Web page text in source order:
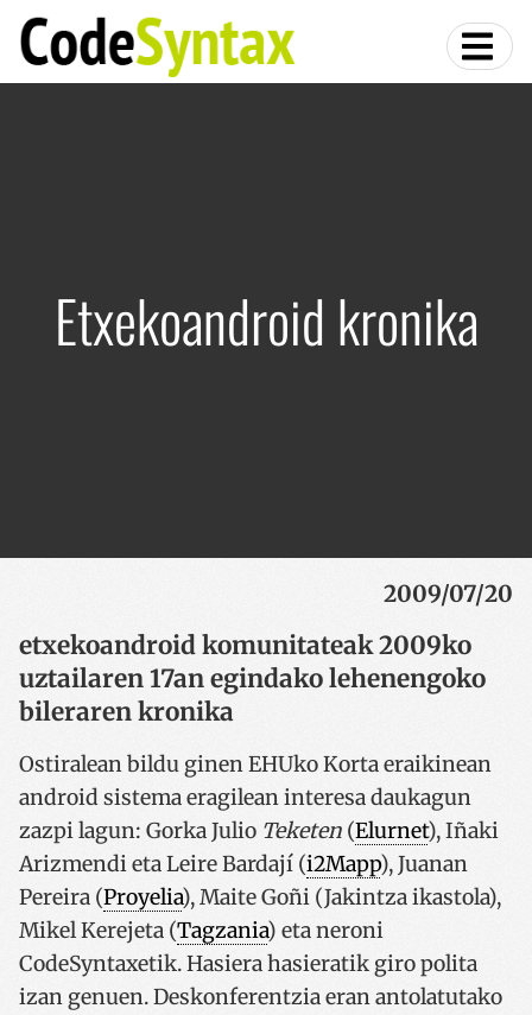
Etxekoandroid kronika
2009/07/20
etxekoandroid komunitateak 2009ko
uztailaren 17an egindako lehenengoko
bileraren kronika
Ostiralean bildu ginen EHUko Korta eraikinean
android sistema eragilean interesa daukagun
zazpi lagun: Gorka Julio Teketen (Elurnet), Iñaki
Arizmendi eta Leire Bardají (i2Mapp), Juanan
Pereira (Proyelia), Maite Goñi (Jakintza ikastola),
Mikel Kerejeta (Tagzania) eta neroni
CodeSyntaxetik. Hasiera hasieratik giro polita
izan genuen. Deskonferentzia eran antolatutako